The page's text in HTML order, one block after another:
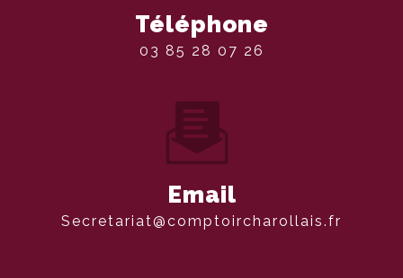
Téléphone
03 85 28 07 26
Email
secretariat@comptoircharollais.fr